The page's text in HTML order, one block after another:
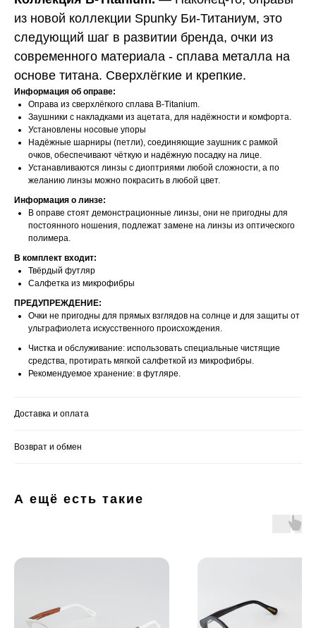
из новой коллекции Spunky Би-Титаниум, это
следующий шаг в развитии бренда, очки из
современного материала - сплава металла на
основе титана. Сверхлёгкие и крепкие.
Информация об оправе:
Оправа из сверхлёгкого сплава B-Titanium.
Заушники с накладками из ацетата, для надёжности и комфорта.
Установлены носовые упоры
Надёжные шарниры (петли), соединяющие заушник с рамкой
очков, обеспечивают чёткую и надёжную посадку на лице.
Устанавливаются линзы с диоптриями любой сложности, а по
желанию линзы можно покрасить в любой цвет.
Информация о линзе:
В оправе стоят демонстрационные линзы, они не пригодны для
постоянного ношения, подлежат замене на линзы из оптического
полимера.
В комплект входит:
Твёрдый футляр
Салфетка из микрофибры
ПРЕДУПРЕЖДЕНИЕ:
Очки не пригодны для прямых взглядов на солнце и для защиты от
ультрафиолета искусственного происхождения.
Чистка и обслуживание: использовать специальные чистящие
средства, протирать мягкой салфеткой из микрофибры.
Рекомендуемое хранение: в футляре.
Доставка и оплата
Возврат и обмен
А ещё есть такие